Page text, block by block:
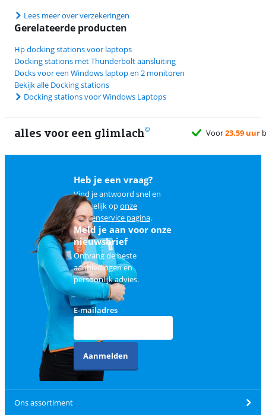
Lees meer over verzekeringen
Gerelateerde producten
Hp docking stations voor laptops
Docking stations met Thunderbolt aansluiting
Docks voor een Windows laptop en 2 monitoren
Bekijk alle Docking stations
Docking stations voor Windows Laptops
alles voor een glimlach
Heb je een vraag?
Vind je antwoord snel en
makkelijk oponze
klantenservice pagina.
Meld je aan voor onze
nieuwsbrief
Ontvang de beste
aanbiedingen en
persoonlijk advies.
E-mailadres
Aanmelden
Ons assortiment